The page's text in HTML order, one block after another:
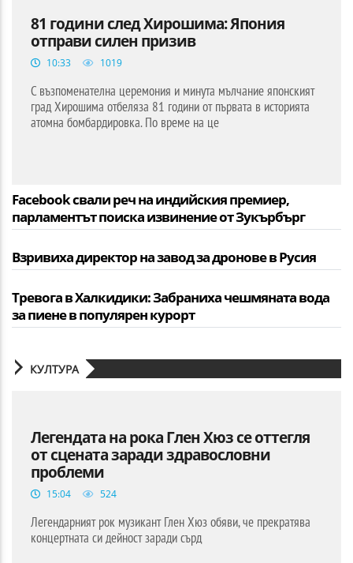
81 години след Хирошима: Япония
отправи силен призив
10:33 1019
С възпоменателна церемония и минута мълчание японският
град Хирошима отбеляза 81 години от първата в историята
атомна бомбардировка. По време на це
Facebook свали реч на индийския премиер,
парламентът поиска извинение от Зукърбърг
Взривиха директор на завод за дронове в Русия
Тревога в Халкидики: Забраниха чешмяната вода
за пиене в популярен курорт
КУЛТУРА
Легендата на рока Глен Хюз се оттегля
от сцената заради здравословни
проблеми
15:04 524
Легендарният рок музикант Глен Хюз обяви, че прекратява
концертната си дейност заради сърд